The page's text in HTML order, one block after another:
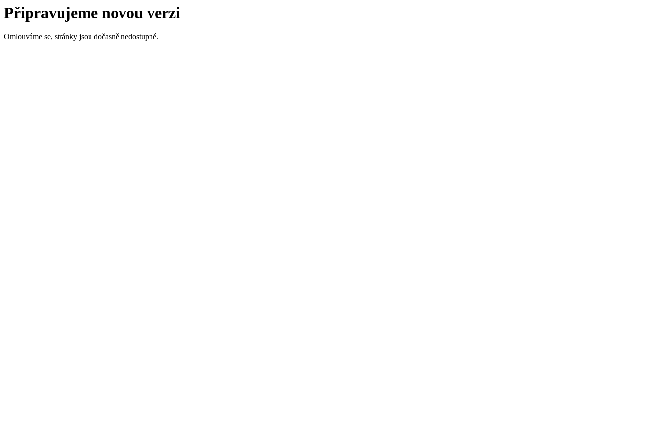
Připravujeme novou verzi
Omlouváme se, stránky jsou dočasně nedostupné.